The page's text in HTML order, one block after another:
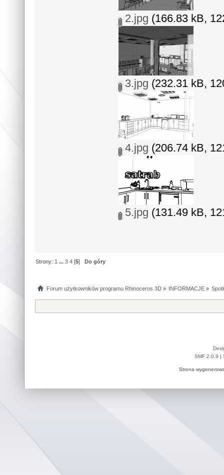
2.jpg (166.83 kB,
3.jpg (232.31 kB,
4.jpg (206.74 kB,
5.jpg (131.49 kB,
Strony: 1 ...3 4 [5] Do góry
Forum użytkowników programu Rhinoceros 3D» INFORMACJE»
SMF 2.0.9 |
Strona